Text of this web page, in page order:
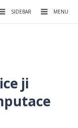
MENU
SIDEBAR
ji